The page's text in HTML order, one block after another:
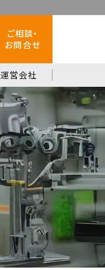
ご相談・
お問合せ
運営会社